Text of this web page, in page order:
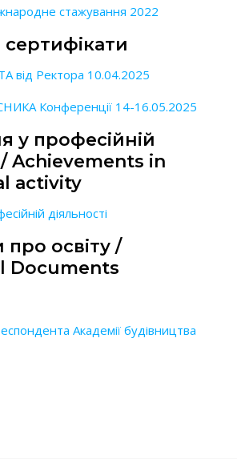
стажування 2022
Ректора 10.04.2025
Конференції 14-16.05.2025
у професійній
/ Achievements in
activity
діяльності
освіту /
Documents
Академії будівництва